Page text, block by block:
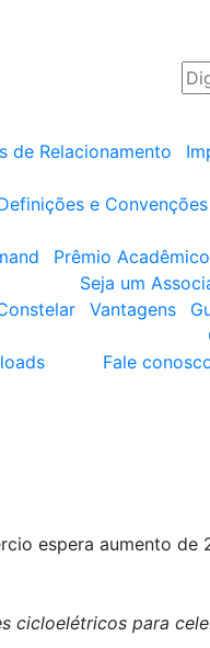
de Relacionamento
e Convenções
Prêmio
Seja um
Vantagens
Fale
espera aumento de
cicloelétricos para